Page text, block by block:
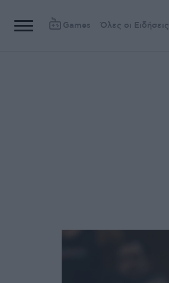
Games Όλες οι Ειδήσεις